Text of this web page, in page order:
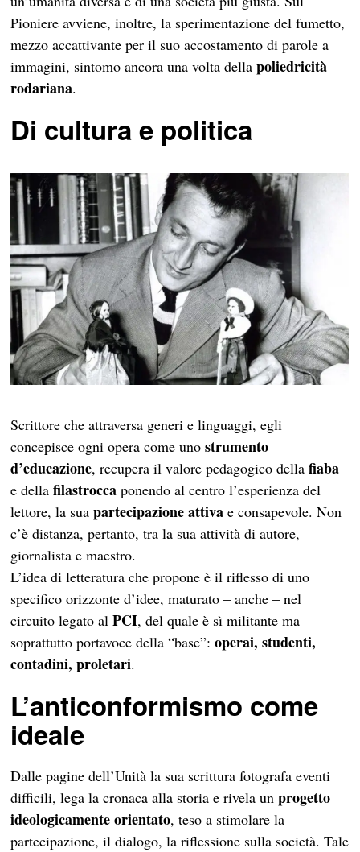
Pioniere avviene, inoltre, la sperimentazione del fumetto,
mezzo accattivante per il suo accostamento di parole a
immagini, sintomo ancora una volta dellapoliedricità
rodariana.
Di cultura e politica
Scrittore che attraversa generi e linguaggi, egli
concepisce ogni opera come unostrumento
d’educazione, recupera il valore pedagogico dellafiaba
e dellafilastrocca ponendo al centro l’esperienza del
lettore, la suapartecipazione attiva e consapevole. Non
c’è distanza, pertanto, tra la sua attività di autore,
giornalista e maestro.
L’idea di letteratura che propone è il riflesso di uno
specifico orizzonte d’idee, maturato – anche – nel
circuito legato alPCI, del quale è sì militante ma
soprattutto portavoce della “base”:operai, studenti,
contadini, proletari.
L’anticonformismo come
ideale
Dalle pagine dell’Unità la sua scrittura fotografa eventi
difficili, lega la cronaca alla storia e rivela unprogetto
ideologicamente orientato, teso a stimolare la
partecipazione, il dialogo, la riflessione sulla società. Tale